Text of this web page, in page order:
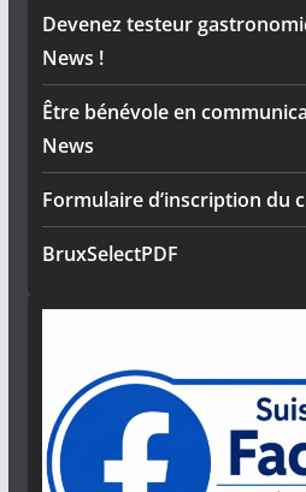
Devenez testeur
News !
Être bénévole en
News
Formulaire d’inscription du
BruxSelectPDF